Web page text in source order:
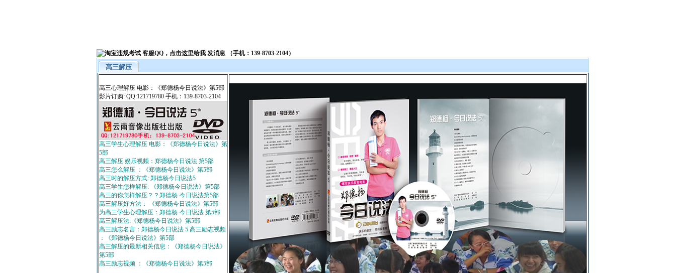
高三解压
高三心理解压 电影：《郑德杨今日说法》第5部
影片订购: QQ:121719780 手机：139-8703-2104
高三学生心理解压 电影：《郑德杨今日说法》第
5部
高三解压 娱乐视频：郑德杨今日说法 第5部
高三怎么解压 ：《郑德杨今日说法》第5部
高三时的解压方式: 郑德杨今日说法5
高三学生怎样解压: 《郑德杨今日说法》第5部
高三的你怎样解压？？郑德杨·今日说法第5部
高三解压好方法： 《郑德杨今日说法》第5部
为高三学生心理解压：郑德杨·今日说法 第5部
高三解压法:《郑德杨今日说法》第5部
高三励志名言：郑德杨今日说法 5 高三励志视频
：《郑德杨今日说法》第5部
高三解压的最新相关信息：《郑德杨今日说法》
第5部
高三励志视频 ：《郑德杨今日说法》第5部